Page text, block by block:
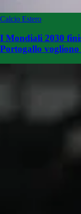
Calcio Estero
I Mondiali 2030
Portogallo vogliono